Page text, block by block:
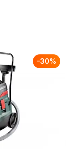
-30%